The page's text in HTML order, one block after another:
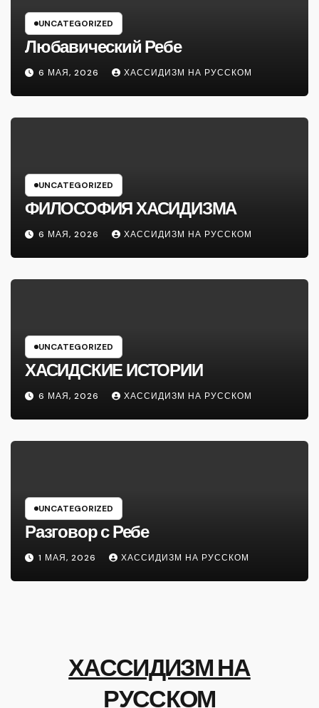
UNCATEGORIZED
Любавический Ребе
6 МАЯ, 2026 ХАССИДИЗМ НА РУССКОМ
UNCATEGORIZED
ФИЛОСОФИЯ ХАСИДИЗМА
6 МАЯ, 2026 ХАССИДИЗМ НА РУССКОМ
UNCATEGORIZED
ХАСИДСКИЕ ИСТОРИИ
6 МАЯ, 2026 ХАССИДИЗМ НА РУССКОМ
UNCATEGORIZED
Разговор с Ребе
1 МАЯ, 2026 ХАССИДИЗМ НА РУССКОМ
ХАССИДИЗМ НА
РУССКОМ